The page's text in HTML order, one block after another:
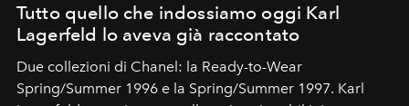
Tutto quello che indossiamo oggi Karl
Lagerfeld lo aveva già raccontato
Due collezioni di Chanel: la Ready-to-Wear
Spring/Summer 1996 e la Spring/Summer 1997. Karl